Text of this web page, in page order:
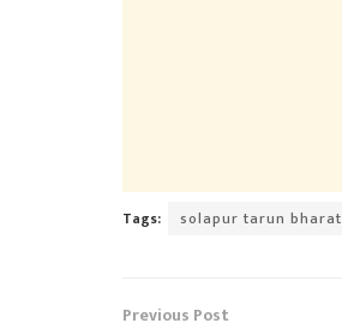
Tags: solapur tarun bharat
Previous Post